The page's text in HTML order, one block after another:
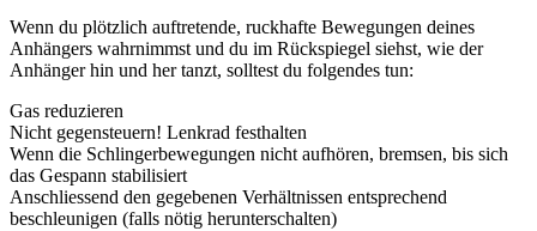
Wenn du plötzlich auftretende, ruckhafte Bewegungen deines
Anhängers wahrnimmst und du im Rückspiegel siehst, wie der
Anhänger hin und her tanzt, solltest du folgendes tun:
Gas reduzieren
Nicht gegensteuern! Lenkrad festhalten
Wenn die Schlingerbewegungen nicht aufhören, bremsen, bis sich
das Gespann stabilisiert
Anschliessend den gegebenen Verhältnissen entsprechend
beschleunigen (falls nötig herunterschalten)